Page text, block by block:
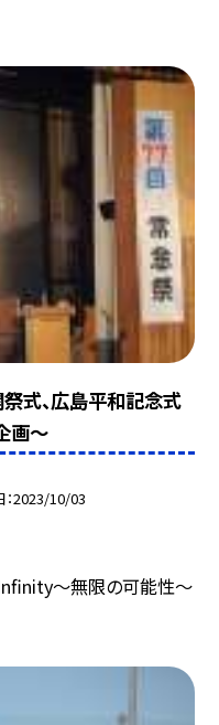
式、広島平和記念式
画〜
2023/10/03
〜無限の可能性〜